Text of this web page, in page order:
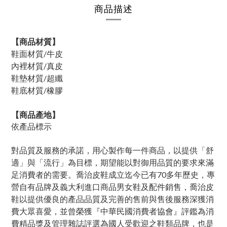
商品描述
【商品材質】
鞋面材質/牛皮
內裡材質/真皮
鞋墊材質/超纖
鞋底材質/橡膠
【商品產地】
依產品標示
對品質及服務的承諾，用心製作每一件商品，以提供「舒
適」與「流行」為目標，期望能以對御用品質的要求來滿
足消費者的需要。喬治皮鞋成立迄今已有70多年歷史，專
營自有品牌及義大利進口商品男女鞋及配件銷售，喬治皮
鞋以提供優良的產品品質及完善的售前與售後服務深獲消
費大眾喜愛，並曾榮獲『中華民國消費者協會』評鑑為消
費精品獎及管理雜誌評選為國人受歡迎之鞋類品牌，也是